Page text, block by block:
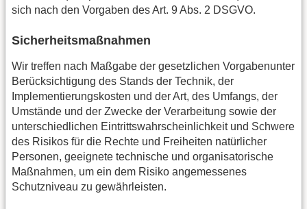
sich nach den Vorgaben des Art. 9 Abs. 2 DSGVO.
Sicherheitsmaßnahmen
Wir treffen nach Maßgabe der gesetzlichen Vorgabenunter
Berücksichtigung des Stands der Technik, der
Implementierungskosten und der Art, des Umfangs, der
Umstände und der Zwecke der Verarbeitung sowie der
unterschiedlichen Eintrittswahrscheinlichkeit und Schwere
des Risikos für die Rechte und Freiheiten natürlicher
Personen, geeignete technische und organisatorische
Maßnahmen, um ein dem Risiko angemessenes
Schutzniveau zu gewährleisten.